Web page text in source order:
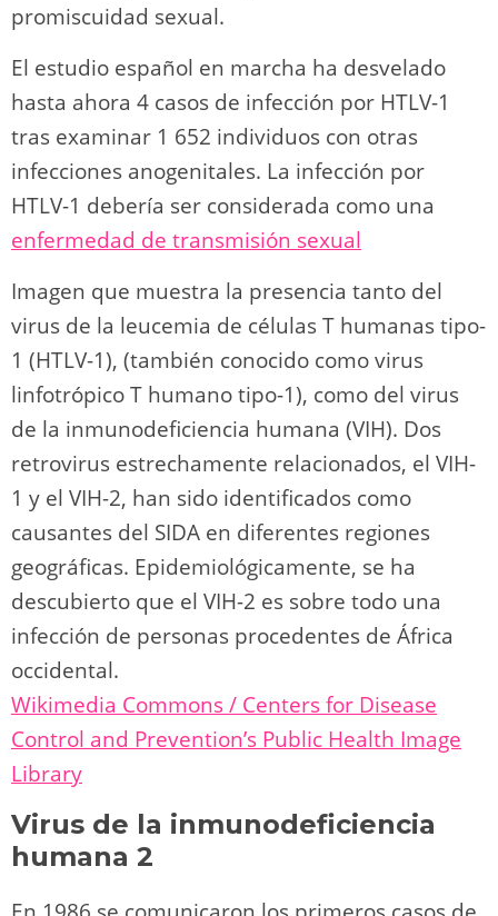
promiscuidad sexual.
El estudio español en marcha ha desvelado
hasta ahora 4 casos de infección por HTLV-1
tras examinar 1 652 individuos con otras
infecciones anogenitales. La infección por
HTLV-1 debería ser considerada como una
enfermedad de transmisión sexual
Imagen que muestra la presencia tanto del
virus de la leucemia de células T humanas tipo-
1 (HTLV-1), (también conocido como virus
linfotrópico T humano tipo-1), como del virus
de la inmunodeficiencia humana (VIH). Dos
retrovirus estrechamente relacionados, el VIH-
1 y el VIH-2, han sido identificados como
causantes del SIDA en diferentes regiones
geográficas. Epidemiológicamente, se ha
descubierto que el VIH-2 es sobre todo una
infección de personas procedentes de África
occidental.
Wikimedia Commons / Centers for Disease
Control and Prevention’s Public Health Image
Library
Virus de la inmunodeficiencia
humana 2